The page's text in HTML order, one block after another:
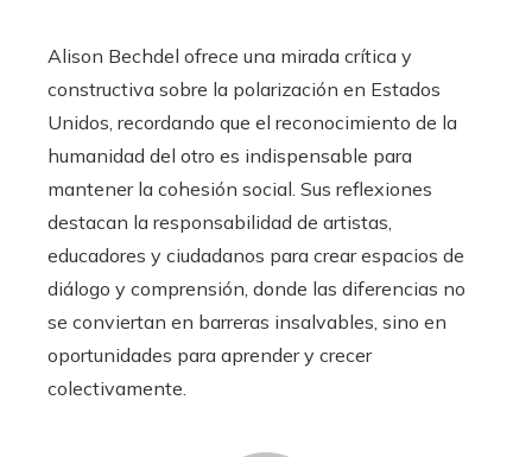
Alison Bechdel ofrece una mirada crítica y
constructiva sobre la polarización en Estados
Unidos, recordando que el reconocimiento de la
humanidad del otro es indispensable para
mantener la cohesión social. Sus reflexiones
destacan la responsabilidad de artistas,
educadores y ciudadanos para crear espacios de
diálogo y comprensión, donde las diferencias no
se conviertan en barreras insalvables, sino en
oportunidades para aprender y crecer
colectivamente.